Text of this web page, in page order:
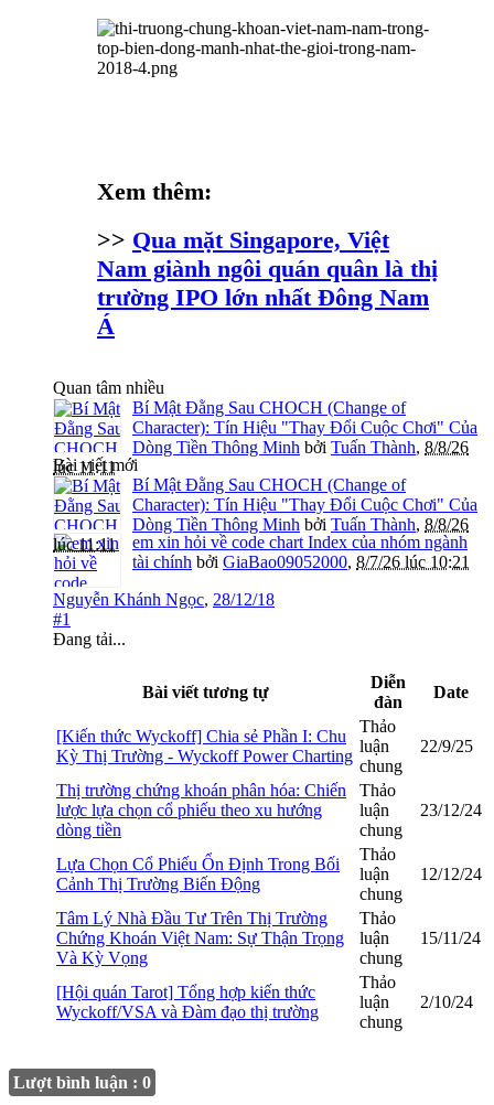
Xem thêm:
>> Qua mặt Singapore, Việt
Nam giành ngôi quán quân là thị
trường IPO lớn nhất Đông Nam
Á
Quan tâm nhiều
Bí Mật Đằng Sau CHOCH (Change of
Character): Tín Hiệu "Thay Đổi Cuộc Chơi" Của
Dòng Tiền Thông Minh bởi Tuấn Thành, 8/8/26
lúc 11:11
Bài viết mới
Bí Mật Đằng Sau CHOCH (Change of
Character): Tín Hiệu "Thay Đổi Cuộc Chơi" Của
Dòng Tiền Thông Minh bởi Tuấn Thành, 8/8/26
lúc 11:11
em xin hỏi về code chart Index của nhóm ngành
tài chính bởi GiaBao09052000, 8/7/26 lúc 10:21
Nguyễn Khánh Ngọc, 28/12/18
#1
Đang tải...
Bài viết tương tự
Diễn
đàn
Date
[Kiến thức Wyckoff] Chia sẻ Phần I: Chu
Kỳ Thị Trường - Wyckoff Power Charting
Thảo
luận
chung
22/9/25
Thị trường chứng khoán phân hóa: Chiến
lược lựa chọn cổ phiếu theo xu hướng
dòng tiền
Thảo
luận
chung
23/12/24
Lựa Chọn Cổ Phiếu Ổn Định Trong Bối
Cảnh Thị Trường Biến Động
Thảo
luận
chung
12/12/24
Tâm Lý Nhà Đầu Tư Trên Thị Trường
Chứng Khoán Việt Nam: Sự Thận Trọng
Và Kỳ Vọng
Thảo
luận
chung
15/11/24
[Hội quán Tarot] Tổng hợp kiến thức
Wyckoff/VSA và Đàm đạo thị trường
Thảo
luận
chung
2/10/24
Lượt bình luận : 0